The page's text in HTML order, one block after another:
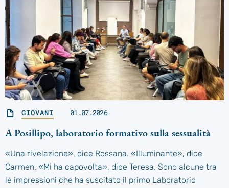
GIOVANI 01.07.2026
A Posillipo, laboratorio formativo sulla sessualità
«Una rivelazione», dice Rossana. «Illuminante», dice
Carmen. «Mi ha capovolta», dice Teresa. Sono alcune tra
le impressioni che ha suscitato il primo Laboratorio